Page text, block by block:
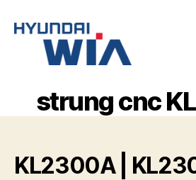
Mașini
CNC
strung cnc
KL2300A |